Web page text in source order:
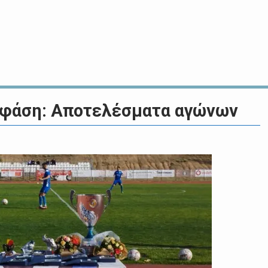
Αποτελέσματα αγώνων